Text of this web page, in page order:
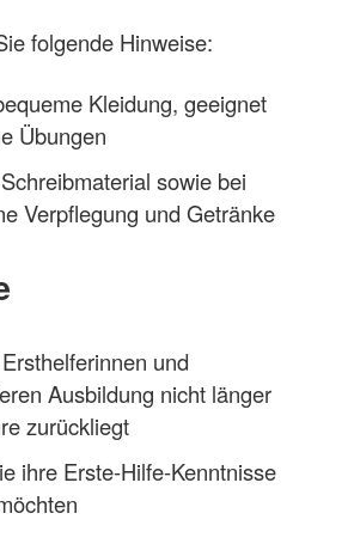
folgende Hinweise:
Kleidung, geeignet
Übungen
sowie bei
Verpflegung und Getränke
und
Ausbildung nicht länger
zurückliegt
ihre Erste-Hilfe-Kenntnisse